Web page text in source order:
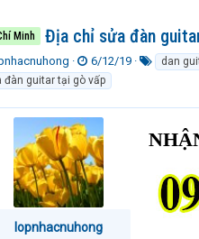
Minh Địa chỉ sửa đàn
N
g
à
y
ử
i
6/12/19
h
a
dan
đàn guitar tại gò vấp
lopnhacnuhong